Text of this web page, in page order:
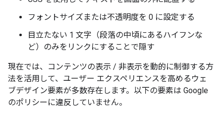
フォントサイズまたは不透明度を 0 に設定する
目立たない 1 文字（段落の中頃にあるハイフンな
ど）のみをリンクにすることで隠す
現在では、コンテンツの表示 / 非表示を動的に制御する方
法を活用して、ユーザー エクスペリエンスを高めるウェ
ブデザイン要素が多数存在します。以下の要素は Google
のポリシーに違反していません。